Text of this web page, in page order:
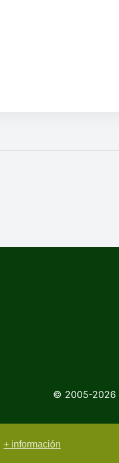
+ información
© 2005-2026